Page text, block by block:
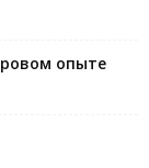
опыте